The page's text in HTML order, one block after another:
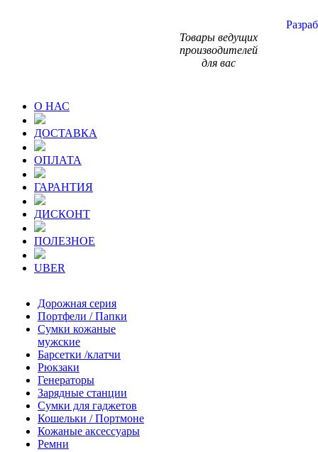
Товары ведущих
производителей
для вас
О НАС
ДОСТАВКА
ОПЛАТА
ГАРАНТИЯ
ДИСКОНТ
ПОЛЕЗНОЕ
UBER
Дорожная серия
Портфели / Папки
Сумки кожаные
мужские
Барсетки /клатчи
Рюкзаки
Генераторы
Зарядные станции
Сумки для гаджетов
Кошельки / Портмоне
Кожаные аксессуары
Ремни